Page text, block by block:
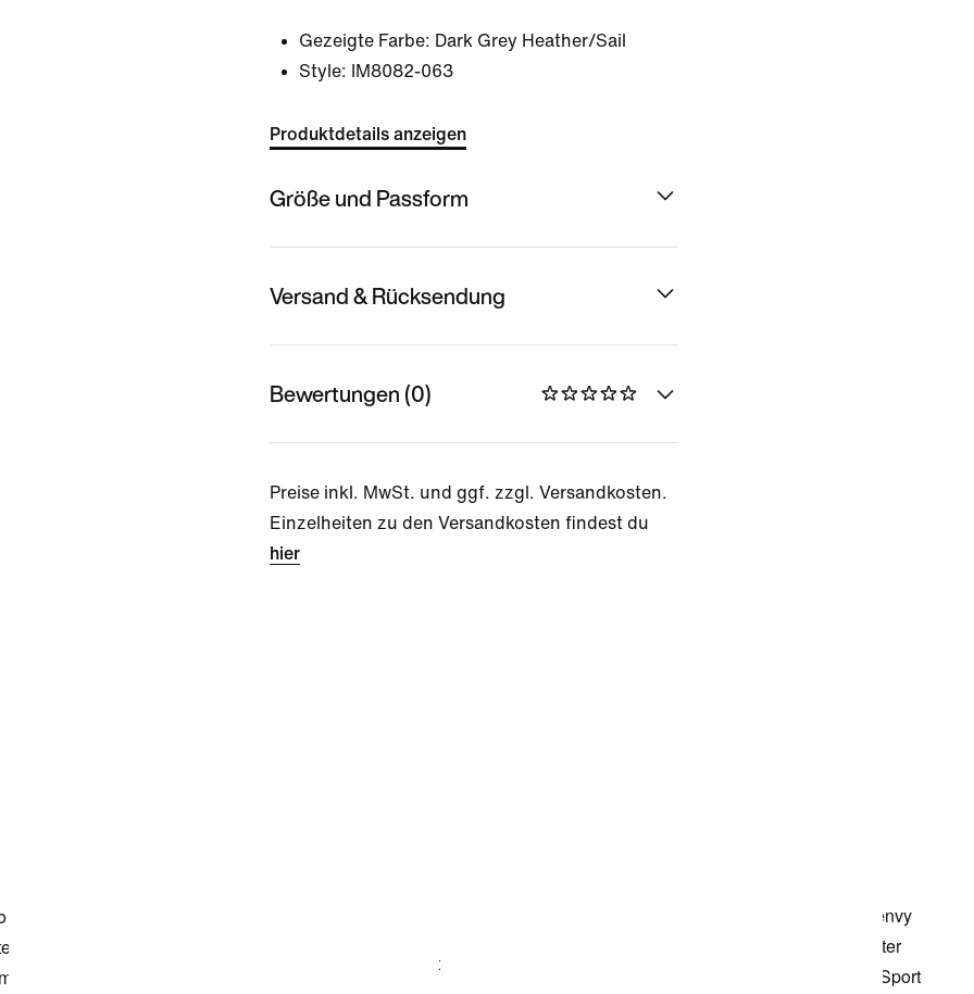
Gezeigte Farbe: Dark Grey Heather/Sail
Style:
IM8082-063
Produktdetails anzeigen
Größe und Passform
Versand & Rücksendung
Bewertungen (0)
Preise inkl. MwSt. und ggf. zzgl. Versandkosten.
Einzelheiten zu den Versandkosten findest du
hier